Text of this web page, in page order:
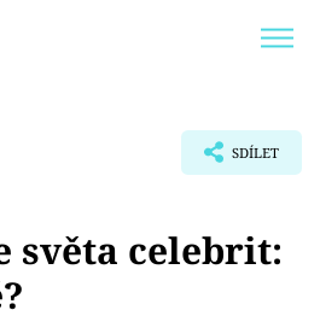
SDÍLET
světa celebrit: